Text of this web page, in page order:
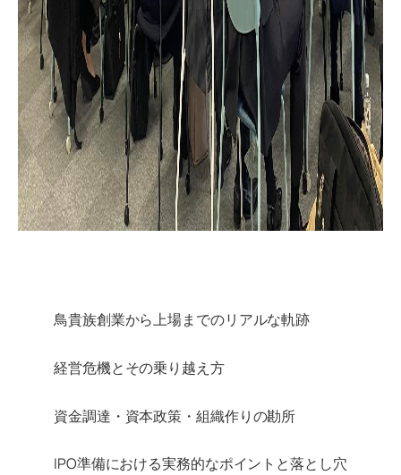
鳥貴族創業から上場までのリアルな軌跡
経営危機とその乗り越え方
資金調達・資本政策・組織作りの勘所
IPO準備における実務的なポイントと落とし穴